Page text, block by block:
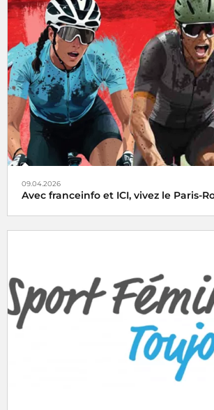
Radio France mobilise ses antennes à
Coupe du Monde de Football 2026, qui se
2026 au 19 juillet aux États-Unis, au
09.04.2026
Avec franceinfo et ICI, vivez le Paris-
Avec franceinfo et ici, vivez le Paris-
hommes en direct le dimanche 12 avril